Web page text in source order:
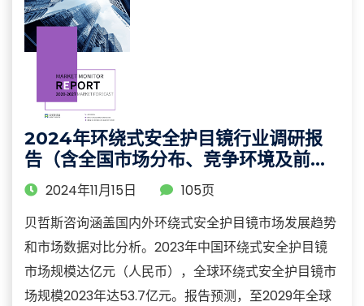
2024年环绕式安全护目镜行业调研报
告（含全国市场分布、竞争环境及前景
分析）
2024年11月15日
105页
贝哲斯咨询涵盖国内外环绕式安全护目镜市场发展趋势
和市场数据对比分析。2023年中国环绕式安全护目镜
市场规模达亿元（人民币），全球环绕式安全护目镜市
场规模2023年达53.7亿元。报告预测，至2029年全球